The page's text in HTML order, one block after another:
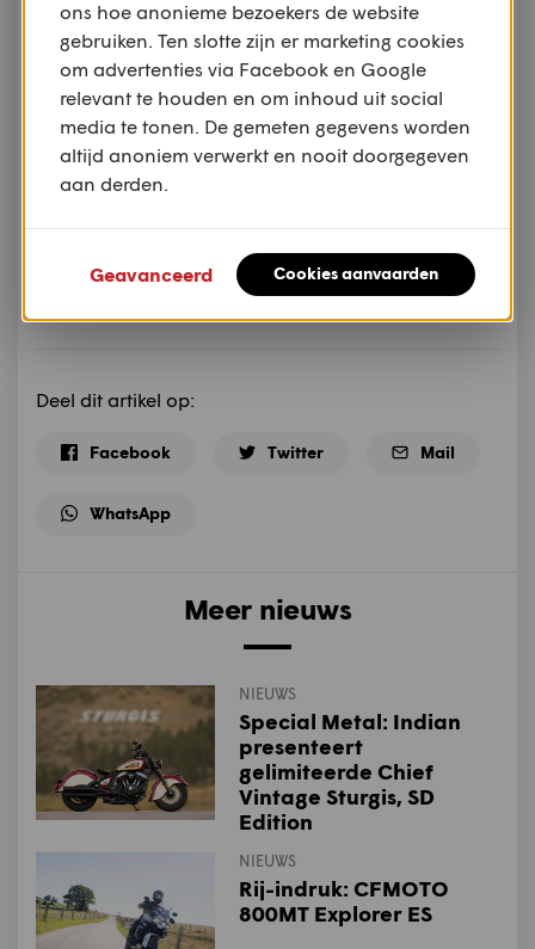
Samenstelling:
Geschreven op 9 december 2025
Deel dit artikel op:
Facebook Twitter Mail
WhatsApp
Meer nieuws
NIEUWS
Special Metal: Indian
presenteert
gelimiteerde Chief
Vintage Sturgis, SD
Edition
NIEUWS
Rij-indruk: CFMOTO
800MT Explorer ES
ons hoe anonieme bezoekers de website
gebruiken. Ten slotte zijn er marketing cookies
om advertenties via Facebook en Google
relevant te houden en om inhoud uit social
media te tonen. De gemeten gegevens worden
altijd anoniem verwerkt en nooit doorgegeven
aan derden.
Geavanceerd Cookies aanvaarden